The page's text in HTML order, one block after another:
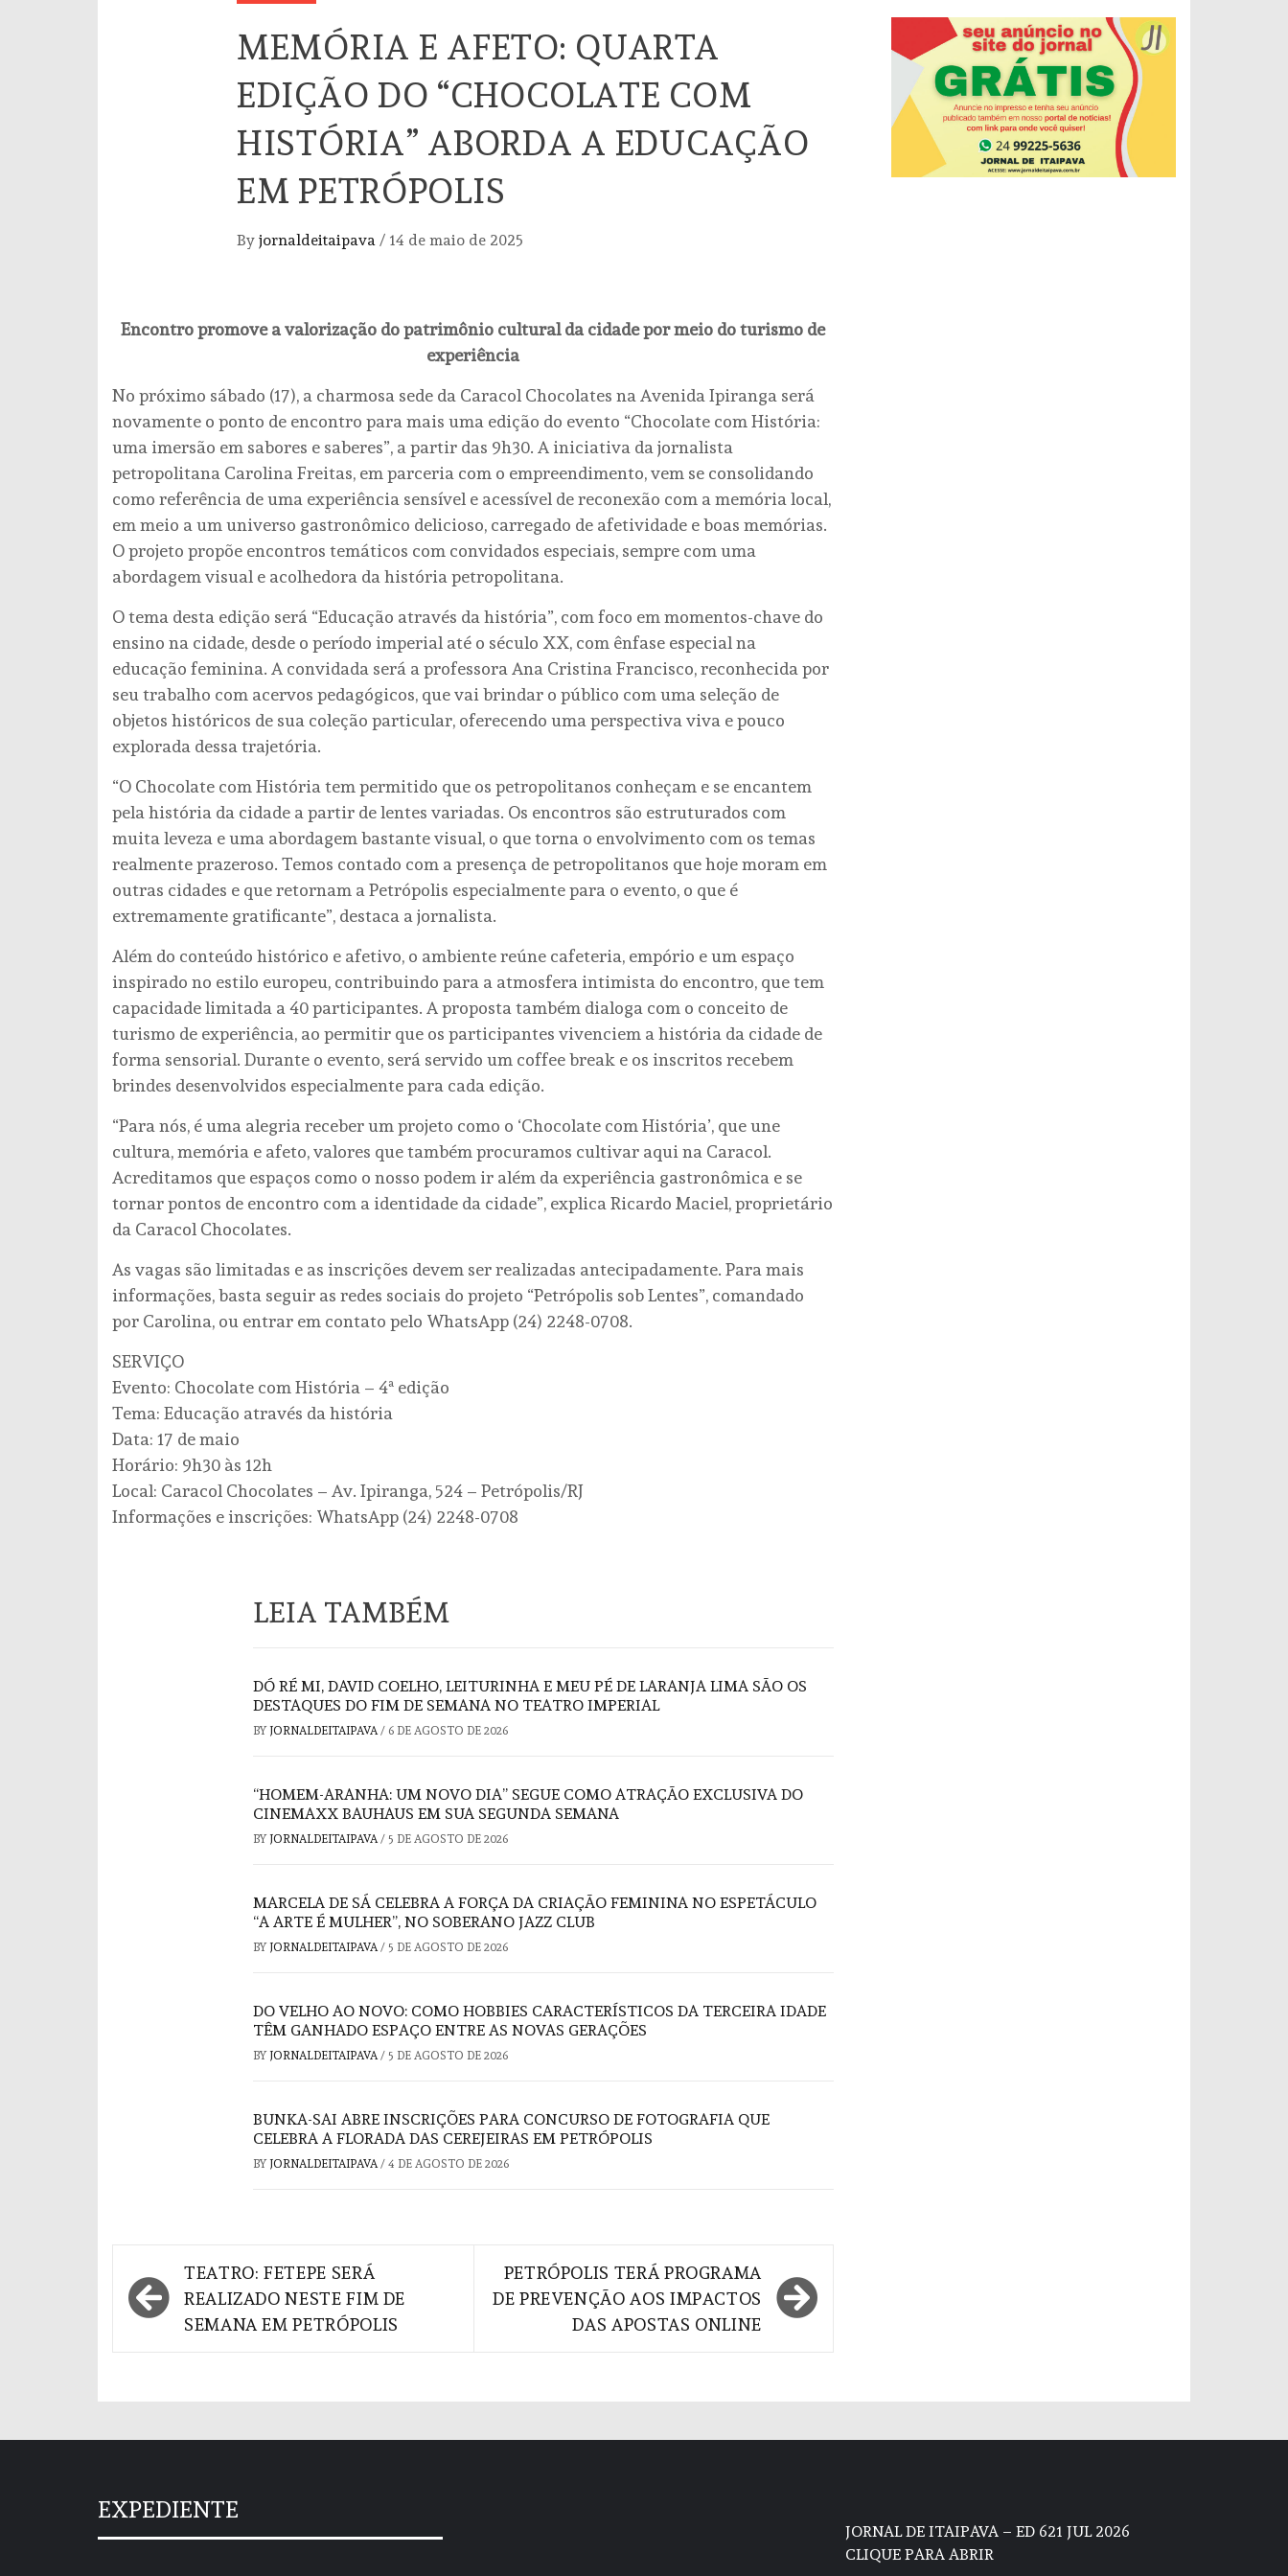
MEMÓRIA E AFETO: QUARTA
EDIÇÃO DO “CHOCOLATE COM
HISTÓRIA” ABORDA A EDUCAÇÃO
EM PETRÓPOLIS
By jornaldeitaipava / 14 de maio de 2025
Encontro promove a valorização do patrimônio cultural da cidade por meio do turismo de
experiência
No próximo sábado (17), a charmosa sede da Caracol Chocolates na Avenida Ipiranga será
novamente o ponto de encontro para mais uma edição do evento “Chocolate com História:
uma imersão em sabores e saberes”, a partir das 9h30. A iniciativa da jornalista
petropolitana Carolina Freitas, em parceria com o empreendimento, vem se consolidando
como referência de uma experiência sensível e acessível de reconexão com a memória local,
em meio a um universo gastronômico delicioso, carregado de afetividade e boas memórias.
O projeto propõe encontros temáticos com convidados especiais, sempre com uma
abordagem visual e acolhedora da história petropolitana.
O tema desta edição será “Educação através da história”, com foco em momentos-chave do
ensino na cidade, desde o período imperial até o século XX, com ênfase especial na
educação feminina. A convidada será a professora Ana Cristina Francisco, reconhecida por
seu trabalho com acervos pedagógicos, que vai brindar o público com uma seleção de
objetos históricos de sua coleção particular, oferecendo uma perspectiva viva e pouco
explorada dessa trajetória.
“O Chocolate com História tem permitido que os petropolitanos conheçam e se encantem
pela história da cidade a partir de lentes variadas. Os encontros são estruturados com
muita leveza e uma abordagem bastante visual, o que torna o envolvimento com os temas
realmente prazeroso. Temos contado com a presença de petropolitanos que hoje moram em
outras cidades e que retornam a Petrópolis especialmente para o evento, o que é
extremamente gratificante”, destaca a jornalista.
Além do conteúdo histórico e afetivo, o ambiente reúne cafeteria, empório e um espaço
inspirado no estilo europeu, contribuindo para a atmosfera intimista do encontro, que tem
capacidade limitada a 40 participantes. A proposta também dialoga com o conceito de
turismo de experiência, ao permitir que os participantes vivenciem a história da cidade de
forma sensorial. Durante o evento, será servido um coffee break e os inscritos recebem
brindes desenvolvidos especialmente para cada edição.
“Para nós, é uma alegria receber um projeto como o ‘Chocolate com História’, que une
cultura, memória e afeto, valores que também procuramos cultivar aqui na Caracol.
Acreditamos que espaços como o nosso podem ir além da experiência gastronômica e se
tornar pontos de encontro com a identidade da cidade”, explica Ricardo Maciel, proprietário
da Caracol Chocolates.
As vagas são limitadas e as inscrições devem ser realizadas antecipadamente. Para mais
informações, basta seguir as redes sociais do projeto “Petrópolis sob Lentes”, comandado
por Carolina, ou entrar em contato pelo WhatsApp (24) 2248-0708.
SERVIÇO
Evento: Chocolate com História – 4ª edição
Tema: Educação através da história
Data: 17 de maio
Horário: 9h30 às 12h
Local: Caracol Chocolates – Av. Ipiranga, 524 – Petrópolis/RJ
Informações e inscrições: WhatsApp (24) 2248-0708
LEIA TAMBÉM
DÓ RÉ MI, DAVID COELHO, LEITURINHA E MEU PÉ DE LARANJA LIMA SÃO OS
DESTAQUES DO FIM DE SEMANA NO TEATRO IMPERIAL
BY JORNALDEITAIPAVA / 6 DE AGOSTO DE 2026
“HOMEM-ARANHA: UM NOVO DIA” SEGUE COMO ATRAÇÃO EXCLUSIVA DO
CINEMAXX BAUHAUS EM SUA SEGUNDA SEMANA
BY JORNALDEITAIPAVA / 5 DE AGOSTO DE 2026
MARCELA DE SÁ CELEBRA A FORÇA DA CRIAÇÃO FEMININA NO ESPETÁCULO
“A ARTE É MULHER”, NO SOBERANO JAZZ CLUB
BY JORNALDEITAIPAVA / 5 DE AGOSTO DE 2026
DO VELHO AO NOVO: COMO HOBBIES CARACTERÍSTICOS DA TERCEIRA IDADE
TÊM GANHADO ESPAÇO ENTRE AS NOVAS GERAÇÕES
BY JORNALDEITAIPAVA / 5 DE AGOSTO DE 2026
BUNKA-SAI ABRE INSCRIÇÕES PARA CONCURSO DE FOTOGRAFIA QUE
CELEBRA A FLORADA DAS CEREJEIRAS EM PETRÓPOLIS
BY JORNALDEITAIPAVA / 4 DE AGOSTO DE 2026
Navegação
de
TEATRO: FETEPE SERÁ
REALIZADO NESTE FIM DE
SEMANA EM PETRÓPOLIS
PETRÓPOLIS TERÁ PROGRAMA
DE PREVENÇÃO AOS IMPACTOS
DAS APOSTAS ONLINE
EXPEDIENTE
JORNAL DE ITAIPAVA – ED 621 JUL 2026
CLIQUE PARA ABRIR